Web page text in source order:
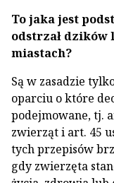
To jaka jest
odstrzał
miastach?
Są w zasadzie
oparciu o które
podejmowane, tj.
zwierząt i art. 45
tych przepisów
gdy zwierzęta